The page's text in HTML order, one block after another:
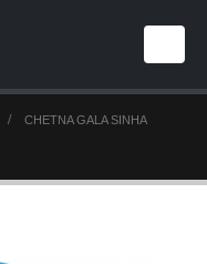
CHETNA GALA SINHA